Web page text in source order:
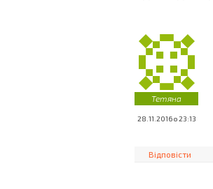
Тетяна
28.11.2016 о 23:13
Відповісти